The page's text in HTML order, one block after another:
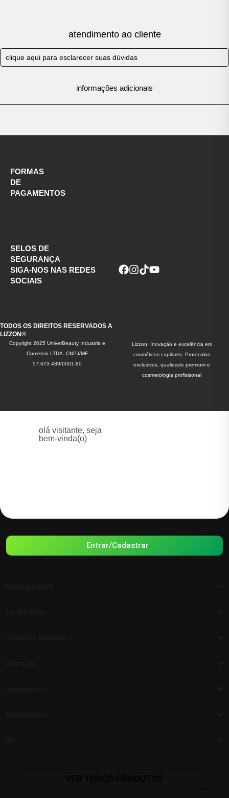
atendimento ao cliente
clique aqui para esclarecer suas dúvidas
informações adicionais
FORMAS
DE
PAGAMENTOS
SELOS DE
SEGURANÇA
SIGA-NOS NAS REDES
SOCIAIS
TODOS OS DIREITOS RESERVADOS A
LIZZON®
Copyright 2025 UniverBeauty Industria e
Comercio LTDA. CNPJ/MF
57.673.489/0001-80
Lizzon: Inovação e excelência em
cosméticos capilares. Protocolos
exclusivos, qualidade premium e
cosmetologia profisisonal
olá visitante, seja
bem-vinda(o)
Entrar/Cadastrar